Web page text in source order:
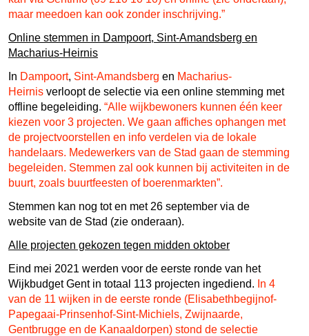
maar meedoen kan ook zonder inschrijving.”
Online stemmen in Dampoort, Sint-Amandsberg en
Macharius-Heirnis
In Dampoort, Sint-Amandsberg en Macharius-
Heirnis verloopt de selectie via een online stemming met
offline begeleiding. “Alle wijkbewoners kunnen één keer
kiezen voor 3 projecten. We gaan affiches ophangen met
de projectvoorstellen en info verdelen via de lokale
handelaars. Medewerkers van de Stad gaan de stemming
begeleiden. Stemmen zal ook kunnen bij activiteiten in de
buurt, zoals buurtfeesten of boerenmarkten”.
Stemmen kan nog tot en met 26 september via de
website van de Stad (zie onderaan).
Alle projecten gekozen tegen midden oktober
Eind mei 2021 werden voor de eerste ronde van het
Wijkbudget Gent in totaal 113 projecten ingediend. In 4
van de 11 wijken in de eerste ronde (Elisabethbegijnof-
Papegaai-Prinsenhof-Sint-Michiels, Zwijnaarde,
Gentbrugge en de Kanaaldorpen) stond de selectie